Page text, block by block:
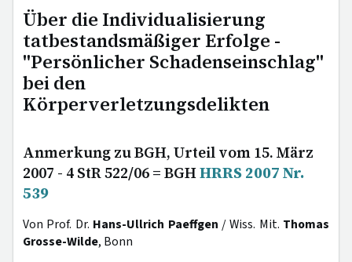
Über die Individualisierung
tatbestandsmäßiger Erfolge -
"Persönlicher Schadenseinschlag"
bei den
Körperverletzungsdelikten
Anmerkung zu BGH, Urteil vom 15. März
2007 - 4 StR 522/06 = BGHHRRS 2007 Nr.
539
Von Prof. Dr. Hans-Ullrich Paeffgen / Wiss. Mit. Thomas
Grosse-Wilde, Bonn